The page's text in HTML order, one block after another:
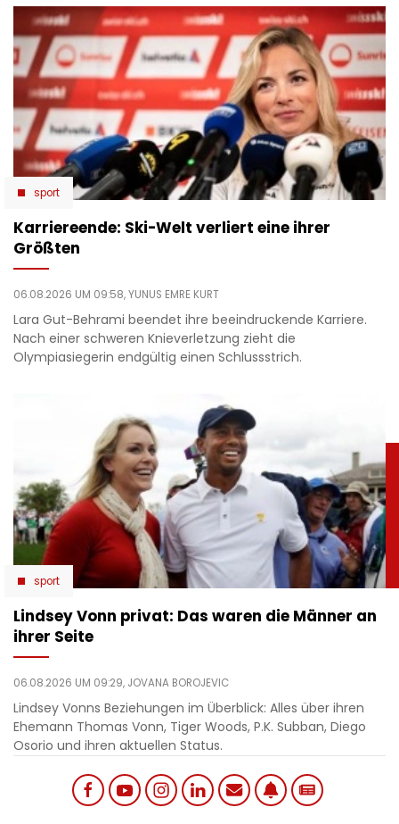
sport
Karriereende: Ski-Welt verliert eine ihrer
Größten
06.08.2026 UM 09:58,YUNUS EMRE KURT
Lara Gut-Behrami beendet ihre beeindruckende Karriere.
Nach einer schweren Knieverletzung zieht die
Olympiasiegerin endgültig einen Schlussstrich.
sport
Lindsey Vonn privat: Das waren die Männer an
ihrer Seite
06.08.2026 UM 09:29, JOVANA BOROJEVIC
Lindsey Vonns Beziehungen im Überblick: Alles über ihren
Ehemann Thomas Vonn, Tiger Woods, P.K. Subban, Diego
Osorio und ihren aktuellen Status.